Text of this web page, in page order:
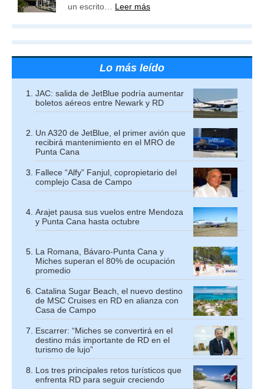
un escrito… Leer más
Lo más leído
JAC: salida de JetBlue podría aumentar
boletos aéreos entre Newark y RD
Un A320 de JetBlue, el primer avión que
recibirá mantenimiento en el MRO de
Punta Cana
Fallece “Alfy” Fanjul, copropietario del
complejo Casa de Campo
Arajet pausa sus vuelos entre Mendoza
y Punta Cana hasta octubre
La Romana, Bávaro-Punta Cana y
Miches superan el 80% de ocupación
promedio
Catalina Sugar Beach, el nuevo destino
de MSC Cruises en RD en alianza con
Casa de Campo
Escarrer: “Miches se convertirá en el
destino más importante de RD en el
turismo de lujo”
Los tres principales retos turísticos que
enfrenta RD para seguir creciendo